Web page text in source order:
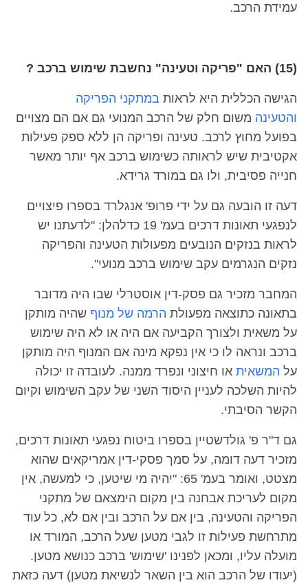
עמידת הרכב.
(15) האם "פריקה וטעינה" נחשבת שימוש ברכב ?
הגישה הכללית היא לראות במתקני הפריקה
והטעינה משום חלק של הרכב המנועי גם אם הם מצויים
בפועל מחוץ לרכב. טעינה ופריקה הן ללא ספק פעילות
אקטיבית שיש לראותה כשימוש ברכב אף יותר מאשר
חנייה פסיבית, ולו גם במורד גרידא.
דעה זו הובעה גם על ידי פרופ' אנגלרד בספרו פיצויים
לנפגעי תאונות דרכים בעמ' 19 כדלהלן: "לדעתנו יש
לראות בנזקים הנובעים מפעולות הטעינה והפריקה
נזקים הנגרמים עקב שימוש ברכב מנועי".
המחבר מזכיר גם פסק-דין אוסטרלי שבו היה מדובר
בתאונה כתוצאה מפעולת הרמה של מנוף שהיה מותקן
על משאית ולצורך הקביעה אם היה או לא היה שימוש
ברכב ונראה לו כי אין נפקא מינה אם המנוף היה מותקן
על המשאית או חיצוני ונפרד ממנה. לעובדה זו יכולה
להיות השלכה לעניין היסוד השני של עקב השימוש וקיום
הקשר הסיבתי.
גם ד"ר פ' גולדשטיין בספרו ביטוח נפגעי תאונות דרכים,
מזכיר דעה דומה, על סמך פסקי-דין אמריקאים שהוא
מצטט, ואומר בעמ' 65: "יהיה מי שיטען, כי למעשה, אין
מקום לעריכת אבחנה בין מקום הימצאם של מתקני
הפריקה והטעינה, בין אם על הרכב ובין אם לא, כל עוד
מתרחשת פעילות זו לגבי מטען שעל הרכב, המורד או
מועלה עליו, ומכאן לפנינו 'שימוש' ברכב כנושא מטען.
(יעודו של הרכב הוא בין השאר לנשיאת מטען) דעה כזאת